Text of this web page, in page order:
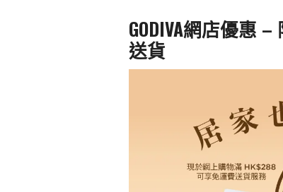
GODIVA網店優惠
送貨